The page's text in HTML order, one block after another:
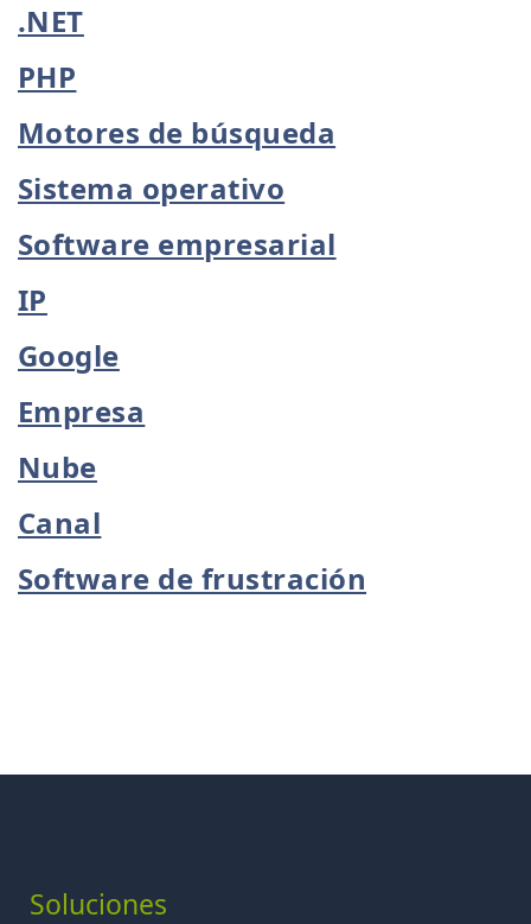
.NET
PHP
Motores de búsqueda
Sistema operativo
Software empresarial
IP
Google
Empresa
Nube
Canal
Software de frustración
Soluciones